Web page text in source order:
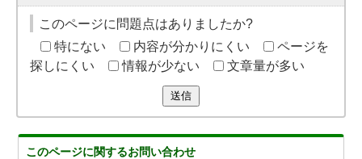
このページに問題点はありましたか?
特にない
内容が分かりにくい
ページを
探しにくい
情報が少ない 文章量が多い
送信
このページに関するお問い合わせ